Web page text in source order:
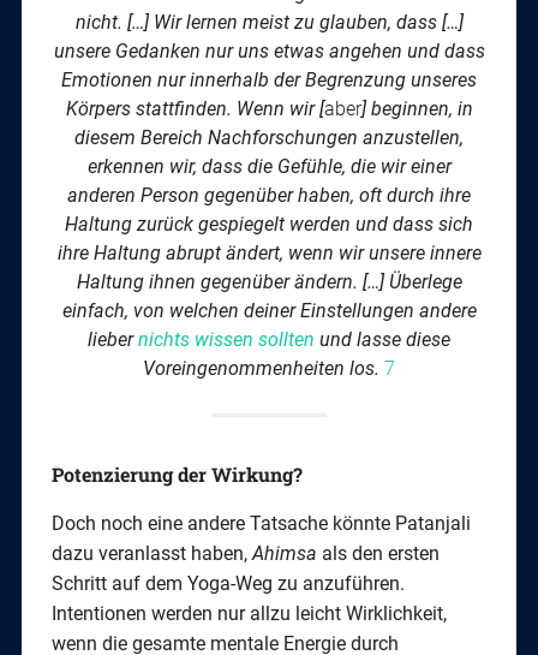
nicht. […] Wir lernen meist zu glauben, dass […]
unsere Gedanken nur uns etwas angehen und dass
Emotionen nur innerhalb der Begrenzung unseres
Körpers stattfinden. Wenn wir [aber] beginnen, in
diesem Bereich Nachforschungen anzustellen,
erkennen wir, dass die Gefühle, die wir einer
anderen Person gegenüber haben, oft durch ihre
Haltung zurück gespiegelt werden und dass sich
ihre Haltung abrupt ändert, wenn wir unsere innere
Haltung ihnen gegenüber ändern. […] Überlege
einfach, von welchen deiner Einstellungen andere
liebernichts wissen sollten und lasse diese
Voreingenommenheiten los. 7
Potenzierung der Wirkung?
Doch noch eine andere Tatsache könnte Patanjali
dazu veranlasst haben,Ahimsa als den ersten
Schritt auf dem Yoga-Weg zu anzuführen.
Intentionen werden nur allzu leicht Wirklichkeit,
wenn die gesamte mentale Energie durch